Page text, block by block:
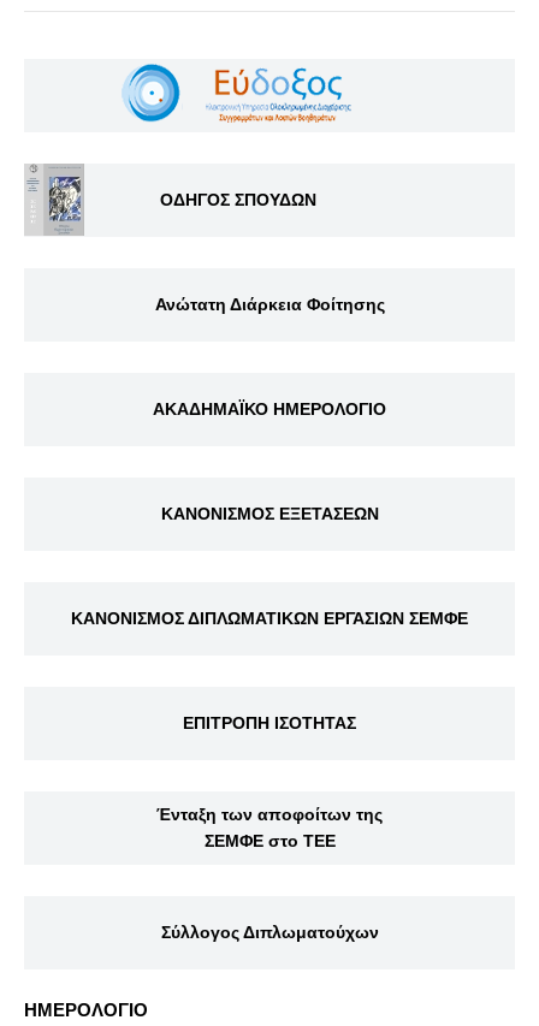
ΟΔΗΓΟΣ ΣΠΟΥΔΩΝ
Ανώτατη Διάρκεια Φοίτησης
ΑΚΑΔΗΜΑΪΚΟ ΗΜΕΡΟΛΟΓΙΟ
ΚΑΝΟΝΙΣΜΟΣ ΕΞΕΤΑΣΕΩΝ
ΚΑΝΟΝΙΣΜΟΣ ΔΙΠΛΩΜΑΤΙΚΩΝ ΕΡΓΑΣΙΩΝ ΣΕΜΦΕ
ΕΠΙΤΡΟΠΗ ΙΣΟΤΗΤΑΣ
Ένταξη των αποφοίτων της
ΣΕΜΦΕ στο ΤΕΕ
Σύλλογος Διπλωματούχων
ΗΜΕΡΟΛΟΓΙΟ